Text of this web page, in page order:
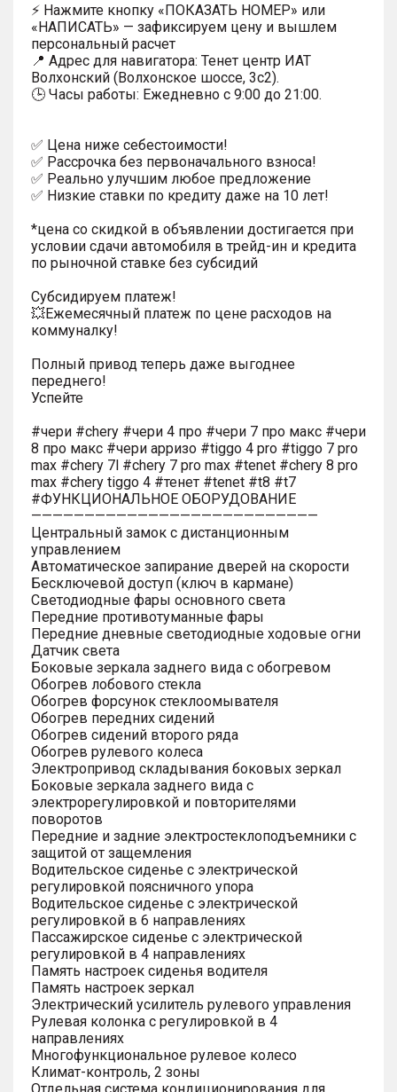
⚡ Нажмите кнопку «ПОКАЗАТЬ НОМЕР» или
«НАПИСАТЬ» — зафиксируем цену и вышлем
персональный расчет
📍 Адрес для навигатора: Тенет центр ИАТ
Волхонский (Волхонское шоссе, 3с2).
🕒 Часы работы: Ежедневно с 9:00 до 21:00.
✅ Цена ниже себестоимости!
✅ Рассрочка без первоначального взноса!
✅ Реально улучшим любое предложение
✅ Низкие ставки по кредиту даже на 10 лет!
*цена со скидкой в объявлении достигается при
условии сдачи автомобиля в трейд-ин и кредита
по рыночной ставке без субсидий
Субсидируем платеж!
💥Ежемесячный платеж по цене расходов на
коммуналку!
Полный привод теперь даже выгоднее
переднего!
Успейте
#чери #chery #чери 4 про #чери 7 про макс #чери
8 про макс #чери арризо #tiggo 4 pro #tiggo 7 pro
max #chery 7l #chery 7 pro max #tenet #chery 8 pro
max #chery tiggo 4 #тенет #tenet #t8 #t7
#ФУНКЦИОНАЛЬНОЕ ОБОРУДОВАНИЕ
———————————————————————————
Центральный замок с дистанционным
управлением
Автоматическое запирание дверей на скорости
Бесключевой доступ (ключ в кармане)
Светодиодные фары основного света
Передние противотуманные фары
Передние дневные светодиодные ходовые огни
Датчик света
Боковые зеркала заднего вида с обогревом
Обогрев лобового стекла
Обогрев форсунок стеклоомывателя
Обогрев передних сидений
Обогрев сидений второго ряда
Обогрев рулевого колеса
Электропривод складывания боковых зеркал
Боковые зеркала заднего вида с
электрорегулировкой и повторителями
поворотов
Передние и задние электростеклоподъемники с
защитой от защемления
Водительское сиденье с электрической
регулировкой поясничного упора
Водительское сиденье с электрической
регулировкой в 6 направлениях
Пассажирское сиденье с электрической
регулировкой в 4 направлениях
Память настроек сиденья водителя
Память настроек зеркал
Электрический усилитель рулевого управления
Рулевая колонка с регулировкой в 4
направлениях
Многофункциональное рулевое колесо
Климат-контроль, 2 зоны
Отдельная система кондиционирования для